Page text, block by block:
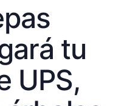
tu
UPS,